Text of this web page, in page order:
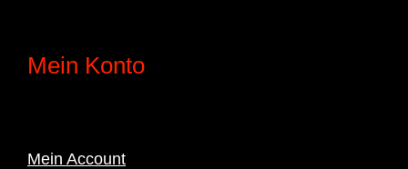
Mein Konto
Mein Account